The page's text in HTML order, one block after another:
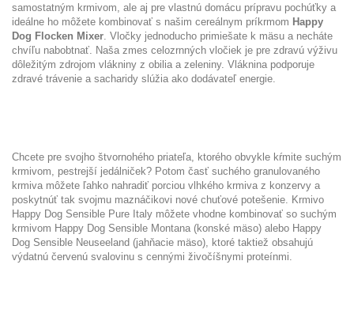
samostatným krmivom, ale aj pre vlastnú domácu prípravu pochúťky a
ideálne ho môžete kombinovať s našim cereálnym príkrmom Happy
Dog Flocken Mixer . Vločky jednoducho primiešate k mäsu a necháte
chvíľu nabobtnať. Naša zmes celozrnných vločiek je pre zdravú výživu
dôležitým zdrojom vlákniny z obilia a zeleniny. Vláknina podporuje
zdravé trávenie a sacharidy slúžia ako dodávateľ energie.
Chcete pre svojho štvornohého priateľa, ktorého obvykle kŕmite suchým
krmivom, pestrejší jedálniček? Potom časť suchého granulovaného
krmiva môžete ľahko nahradiť porciou vlhkého krmiva z konzervy a
poskytnúť tak svojmu maznáčikovi nové chuťové potešenie. Krmivo
Happy Dog Sensible Pure Italy môžete vhodne kombinovať so suchým
krmivom Happy Dog Sensible Montana (konské mäso) alebo Happy
Dog Sensible Neuseeland (jahňacie mäso), ktoré taktiež obsahujú
výdatnú červenú svalovinu s cennými živočíšnymi proteínmi.